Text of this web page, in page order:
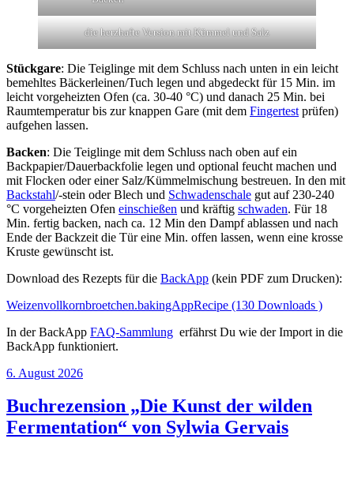
die herzhafte Version mit Kümmel und Salz
Stückgare: Die Teiglinge mit dem Schluss nach unten in ein leicht
bemehltes Bäckerleinen/Tuch legen und abgedeckt für 15 Min. im
leicht vorgeheizten Ofen (ca. 30-40 °C) und danach 25 Min. bei
Raumtemperatur bis zur knappen Gare (mit dem Fingertest prüfen)
aufgehen lassen.
Backen: Die Teiglinge mit dem Schluss nach oben auf ein
Backpapier/Dauerbackfolie legen und optional feucht machen und
mit Flocken oder einer Salz/Kümmelmischung bestreuen. In den mit
Backstahl/-stein oder Blech und Schwadenschale gut auf 230-240
°C vorgeheizten Ofen einschießen und kräftig schwaden. Für 18
Min. fertig backen, nach ca. 12 Min den Dampf ablassen und nach
Ende der Backzeit die Tür eine Min. offen lassen, wenn eine krosse
Kruste gewünscht ist.
Download des Rezepts für die BackApp (kein PDF zum Drucken):
Weizenvollkornbroetchen.bakingAppRecipe (130 Downloads )
In der BackApp FAQ-Sammlung erfährst Du wie der Import in die
BackApp funktioniert.
Veröffentlicht
6. August 2026
Buchrezension „Die Kunst der wilden
Fermentation“ von Sylwia Gervais